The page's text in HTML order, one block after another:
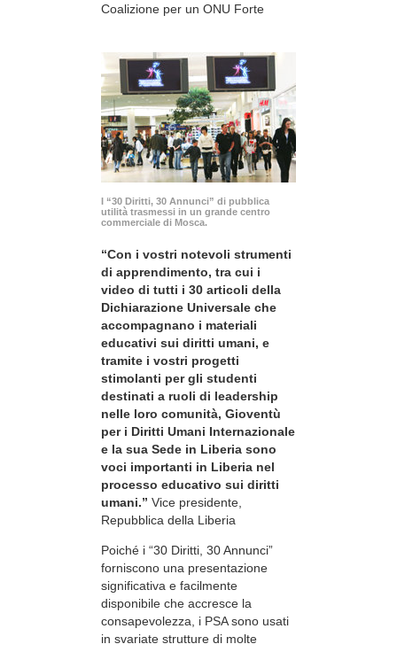
Coalizione per un ONU Forte
I “30 Diritti, 30 Annunci” di pubblica
utilità trasmessi in un grande centro
commerciale di Mosca.
“Con i vostri notevoli strumenti
di apprendimento, tra cui i
video di tutti i 30 articoli della
Dichiarazione Universale che
accompagnano i materiali
educativi sui diritti umani, e
tramite i vostri progetti
stimolanti per gli studenti
destinati a ruoli di leadership
nelle loro comunità, Gioventù
per i Diritti Umani Internazionale
e la sua Sede in Liberia sono
voci importanti in Liberia nel
processo educativo sui diritti
umani.” Vice presidente,
Repubblica della Liberia
Poiché i “30 Diritti, 30 Annunci”
forniscono una presentazione
significativa e facilmente
disponibile che accresce la
consapevolezza, i PSA sono usati
in svariate strutture di molte